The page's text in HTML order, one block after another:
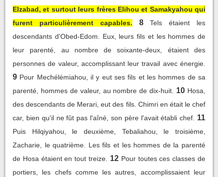
Elzabad, et surtout leurs frères Elihou et Samakyahou qui
furent particulièrement capables.
8
Tels étaient les
descendants d'Obed-Edom. Eux, leurs fils et les hommes de
leur parenté, au nombre de soixante-deux, étaient des
personnes de valeur, accomplissant leur travail avec énergie.
9 Pour Mechélémiahou, il y eut ses fils et les hommes de sa
parenté, hommes de valeur, au nombre de dix-huit.
10 Hosa,
des descendants de Merari, eut des fils. Chimri en était le chef
car, bien qu'il ne fût pas l'aîné, son père l'avait établi chef.
11
Puis Hilqiyahou, le deuxième, Tebaliahou, le troisième,
Zacharie, le quatrième. Les fils et les hommes de la parenté
de Hosa étaient en tout treize.
12 Pour toutes ces classes de
portiers, les chefs comme les autres, accomplissaient leur